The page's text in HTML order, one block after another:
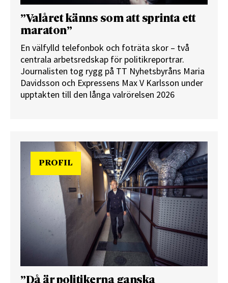
”Valåret känns som att sprinta ett
maraton”
En välfylld telefonbok och foträta skor – två
centrala arbetsredskap för politikreportrar.
Journalisten tog rygg på TT Nyhetsbyråns Maria
Davidsson och Expressens Max V Karlsson under
upptakten till den långa valrörelsen 2026
PROFIL